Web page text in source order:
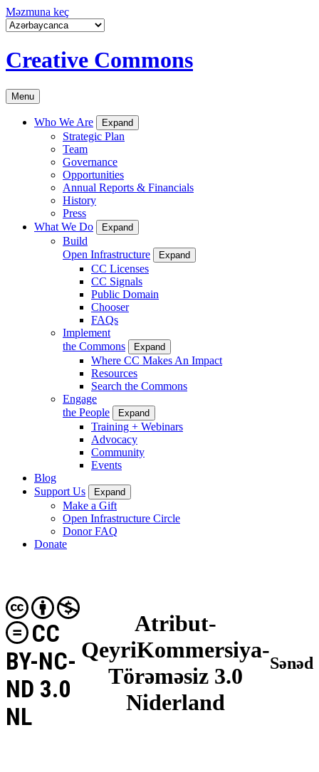
Məzmuna keç
Creative Commons
Menu
Who We Are Expand
Strategic Plan
Team
Governance
Opportunities
Annual Reports & Financials
History
Press
What We Do
Expand
Build
Open Infrastructure
Expand
CC Licenses
CC Signals
Public Domain
Chooser
FAQs
Implement
the Commons
Expand
Where CC Makes An Impact
Resources
Search the Commons
Engage
the People
Expand
Training + Webinars
Advocacy
Community
Events
Blog
Support Us
Expand
Make a Gift
Open Infrastructure Circle
Donor FAQ
Donate
Atribut-
QeyriKommersiya-
Törəməsiz 3.0
Niderland
CC
BY-NC-
ND 3.0
NL
Sənəd